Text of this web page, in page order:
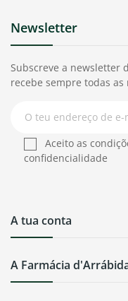
A Farmácia
A tua conta
Newsletter
Subscreve a newsletter
recebe sempre todas as
Aceito as
confidencialidade